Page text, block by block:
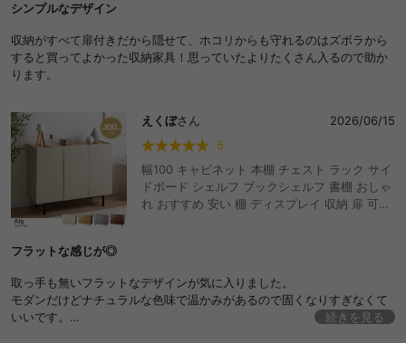
シンプルなデザイン
収納がすべて扉付きだから隠せて、ホコリからも守れるのはズボラから
すると買ってよかった収納家具！思っていたよりたくさん入るので助か
ります。
えくぼさん
2026/06/15
5
幅100 キャビネット 本棚 チェスト ラック サイ
ドボード シェルフ ブックシェルフ 書棚 おしゃ
れ おすすめ 安い 棚 ディスプレイ 収納 扉 可動
フラットな感じが◎
取っ手も無いフラットなデザインが気に入りました。
モダンだけどナチュラルな色味で温かみがあるので固くなりすぎなくて
いいです。
続きを見る